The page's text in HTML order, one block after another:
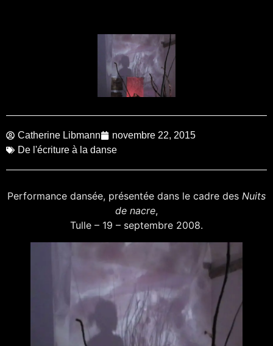
Catherine Libmann
novembre 22, 2015
De l'écriture à la danse
Performance dansée, présentée dans le cadre des Nuits
de nacre,
Tulle – 19 – septembre 2008.